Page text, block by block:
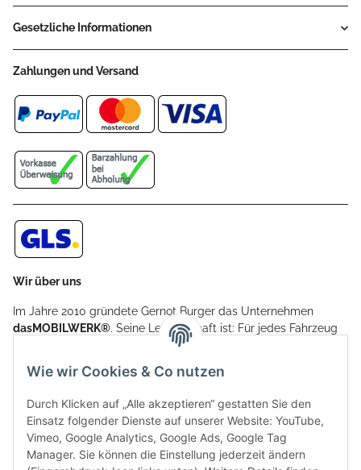
Gesetzliche Informationen
Zahlungen und Versand
Wir über uns
Im Jahre 2010 gründete Gernot Burger das Unternehmen
dasMOBILWERK®. Seine Leidenschaft ist: Für jedes Fahrzeug
ein Car Cover anzubieten - passgenau und individuell.
Aufgrund der vielen positiven Kundenrückmeldungen kamen
weitere Produkte, wie Reifenschuhe, Hardtopständer hinzu.
Seine Reifenschoner werden in Deutschland produziert und
sind mit hochwertigen Techniken und Materialien gefertigt.
dasMOBILWERK® ist seit der Gründung ein
Familienunternehmen, welches sich seit 2010 auf
Wie wir Cookies & Co nutzen
Durch Klicken auf „Alle akzeptieren“ gestatten Sie den
Einsatz folgender Dienste auf unserer Website: YouTube,
Vimeo, Google Analytics, Google Ads, Google Tag
Manager. Sie können die Einstellung jederzeit ändern